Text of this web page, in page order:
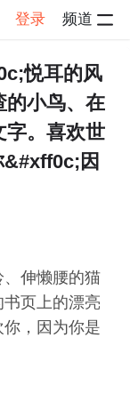
登录 频道
悦耳的风
的小鸟、在
字。喜欢世
因
伸懒腰的猫
页上的漂亮
，因为你是